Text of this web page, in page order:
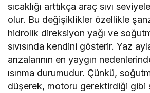
sıcaklığı arttıkça araç sıvı
olur. Bu değişiklikler özellikle
hidrolik direksiyon yağı ve
sıvısında kendini gösterir. Yaz
arızalarının en yaygın
ısınma durumudur. Çünkü,
düşerek, motoru gerektirdiği gibi